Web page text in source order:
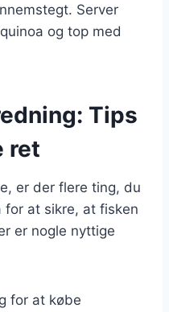
Server
og top med
Tips
ret
er der flere ting, du
at sikre, at fisken
er nogle nyttige
for at købe